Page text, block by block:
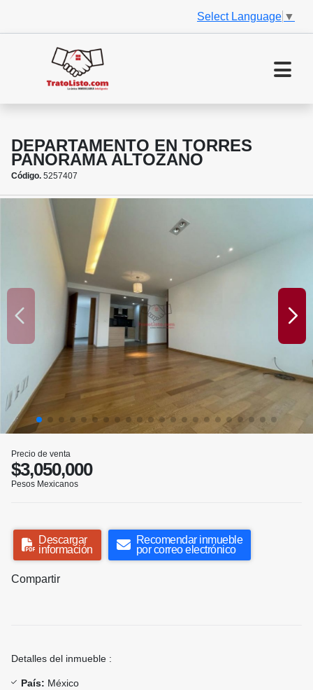
Select Language ▼
DEPARTAMENTO EN TORRES
PANORAMA ALTOZANO
Código. 5257407
Precio de venta
$3,050,000
Pesos Mexicanos
Descargar
información
Recomendar inmueble
por correo electrónico
Compartir
Detalles del inmueble :
País: México